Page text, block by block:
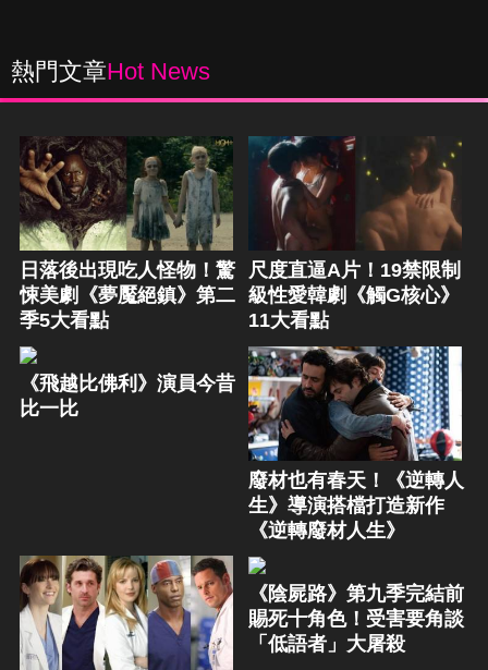
熱門文章Hot News
日落後出現吃人怪物！驚
悚美劇《夢魘絕鎮》第二
季5大看點
尺度直逼A片！19禁限制
級性愛韓劇《觸G核心》
11大看點
《飛越比佛利》演員今昔
比一比
廢材也有春天！《逆轉人
生》導演搭檔打造新作
《逆轉廢材人生》
《陰屍路》第九季完結前
賜死十角色！受害要角談
「低語者」大屠殺